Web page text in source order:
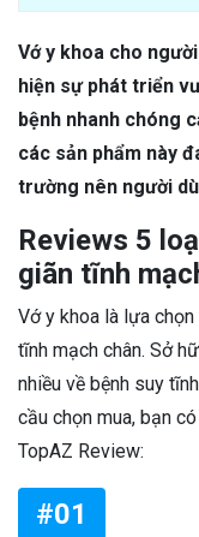
Vớ y khoa cho
hiện sự phát triển
bệnh nhanh chóng
các sản phẩm này
trường nên người
Reviews 5
giãn tĩnh
Vớ y khoa là lựa
tĩnh mạch chân. Sở
nhiều về bệnh suy
cầu chọn mua, bạn
TopAZ Review:
#01